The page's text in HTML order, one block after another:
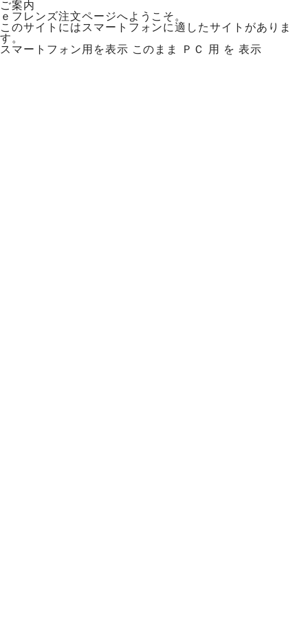
ご案内
ｅフレンズ注文ページへようこそ。
このサイトにはスマートフォンに適したサイトがありま
す。
スマートフォン用を表示 このまま ＰＣ 用 を 表示